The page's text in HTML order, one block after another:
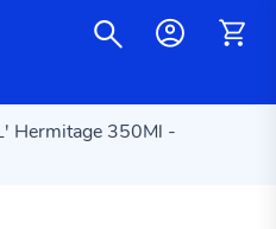
Hermitage 350Ml -